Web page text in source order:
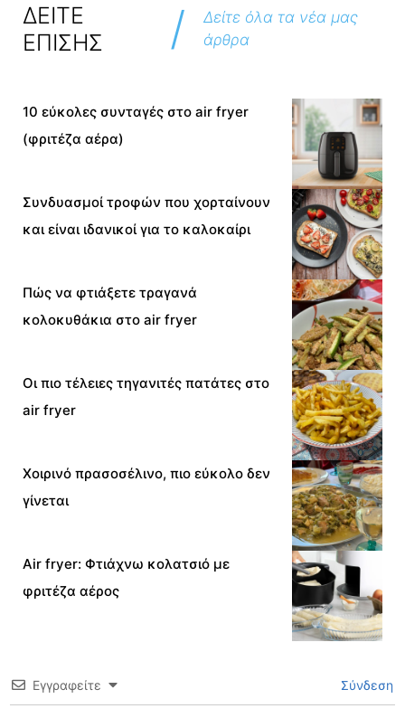
ΔΕΙΤΕ
ΕΠΙΣΗΣ
/
Δείτε όλα τα νέα μας
άρθρα
10 εύκολες συνταγές στο air fryer
(φριτέζα αέρα)
Συνδυασμοί τροφών που χορταίνουν
και είναι ιδανικοί για το καλοκαίρι
Πώς να φτιάξετε τραγανά
κολοκυθάκια στο air fryer
Οι πιο τέλειες τηγανιτές πατάτες στο
air fryer
Χοιρινό πρασοσέλινο, πιο εύκολο δεν
γίνεται
Air fryer: Φτιάχνω κολατσιό με
φριτέζα αέρος
Εγγραφείτε Σύνδεση